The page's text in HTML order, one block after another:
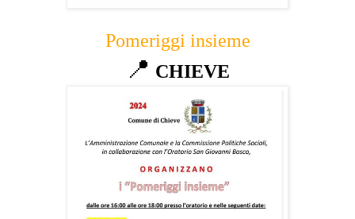
Pomeriggi insieme
📍 CHIEVE